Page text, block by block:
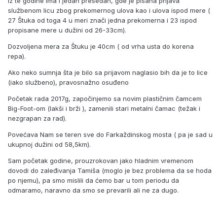
službenom licu zbog prekomernog ulova kao i ulova ispod mere (
27 Štuka od toga 4 u meri znači jedna prekomerna i 23 ispod
propisane mere u dužini od 26-33cm).
Dozvoljena mera za Štuku je 40cm ( od vrha usta do korena
repa).
Ako neko sumnja šta je bilo sa prijavom naglasio bih da je to lice
(iako službeno), pravosnažno osuđeno
Početak rada 2017g, započinjemo sa novim plastičnim čamcem
Big-Foot-om (lakši i brži ), zamenili stari metalni čamac (težak i
nezgrapan za rad).
Povećava Nam se teren sve do Farkaždinskog mosta ( pa je sad u
ukupnoj dužini od 58,5km).
Sam početak godine, prouzrokovan jako hladnim vremenom
dovodi do zaleđivanja Tamiša (moglo je bez problema da se hoda
po njemu), pa smo mislili da ćemo bar u tom periodu da
odmaramo, naravno da smo se prevarili ali ne za dugo.